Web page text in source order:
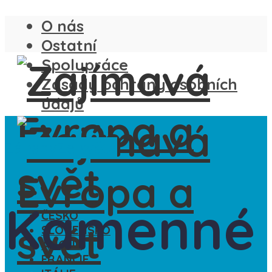
O nás
Ostatní
Spolupráce
Zásady ochrany osobních
údajů
ČESKO
SLOVENSKO
ANGLIE
FRANCIE
Kamenné